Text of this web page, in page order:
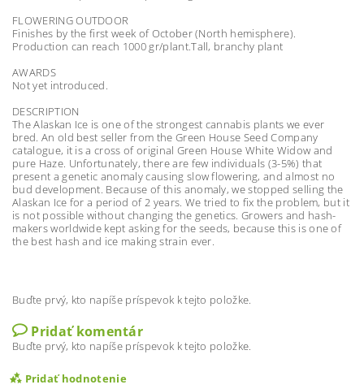
FLOWERING OUTDOOR
Finishes by the first week of October (North hemisphere).
Production can reach 1000 gr/plant.Tall, branchy plant
AWARDS
Not yet introduced.
DESCRIPTION
The Alaskan Ice is one of the strongest cannabis plants we ever
bred. An old best seller from the Green House Seed Company
catalogue, it is a cross of original Green House White Widow and
pure Haze. Unfortunately, there are few individuals (3-5%) that
present a genetic anomaly causing slow flowering, and almost no
bud development. Because of this anomaly, we stopped selling the
Alaskan Ice for a period of 2 years. We tried to fix the problem, but it
is not possible without changing the genetics. Growers and hash-
makers worldwide kept asking for the seeds, because this is one of
the best hash and ice making strain ever.
Buďte prvý, kto napíše príspevok k tejto položke.
Pridať komentár
Buďte prvý, kto napíše príspevok k tejto položke.
Pridať hodnotenie